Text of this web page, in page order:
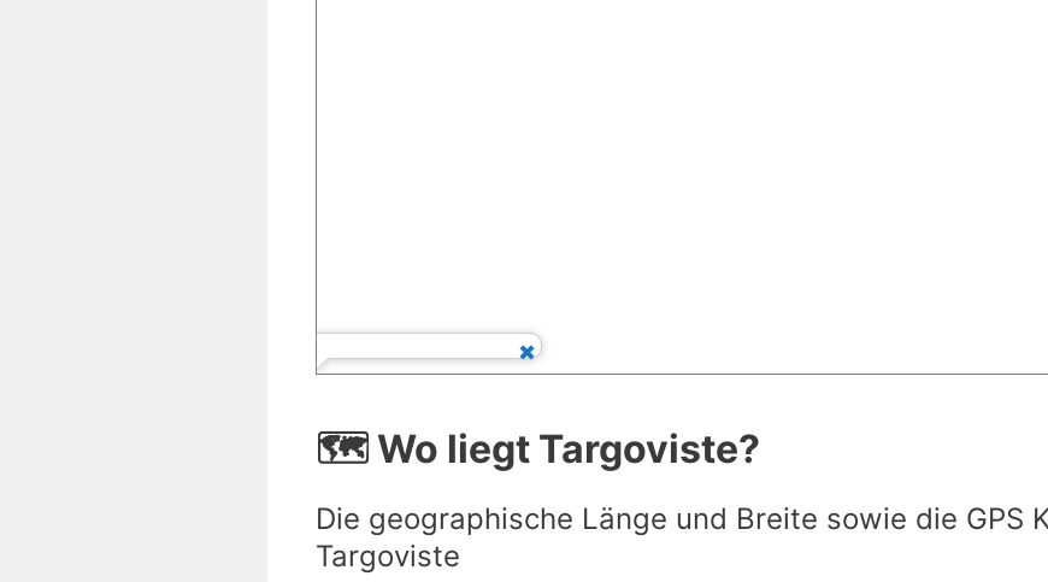
🗺️ Wo liegt Targoviste?
Die geographische Länge und Breite sowie die GPS
Targoviste